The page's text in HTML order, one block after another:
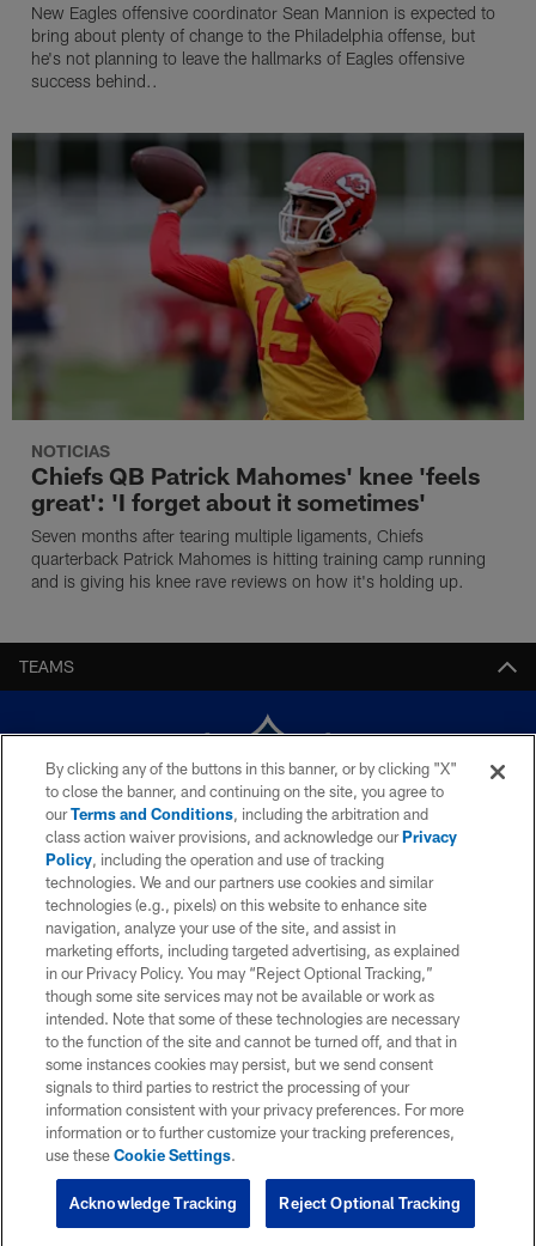
New Eagles offensive coordinator Sean Mannion is expected to
bring about plenty of change to the Philadelphia offense, but
he's not planning to leave the hallmarks of Eagles offensive
success behind..
NOTICIAS
Chiefs QB Patrick Mahomes' knee 'feels
great': 'I forget about it sometimes'
Seven months after tearing multiple ligaments, Chiefs
quarterback Patrick Mahomes is hitting training camp running
and is giving his knee rave reviews on how it's holding up.
TEAMS
© 2026 NFL Enterprises LLC. La NFL y el diseño de escudo NFL son
marcas registradas de la National Football League. Los nombres de
equipos, logos y diseños de uniforme son marcas registradas de los equipos
indicados. El resto de marcas relacionadas a la NFL son marcas
registradas de la National Football League. El material videográfico es ©
NFL Productions LLC.
POLÍTICA DE PRIVACIDAD
TÉRMINOS DE SERVICIO
YOUR PRIVACY CHOICES
By clicking any of the buttons in this banner, or by clicking "X"
to close the banner, and continuing on the site, you agree to
ourTerms and Conditions, including the arbitration and
class action waiver provisions, and acknowledge ourPrivacy
Policy, including the operation and use of tracking
technologies. We and our partners use cookies and similar
technologies (e.g., pixels) on this website to enhance site
navigation, analyze your use of the site, and assist in
marketing efforts, including targeted advertising, as explained
in our Privacy Policy. You may “Reject Optional Tracking,”
though some site services may not be available or work as
intended. Note that some of these technologies are necessary
to the function of the site and cannot be turned off, and that in
some instances cookies may persist, but we send consent
signals to third parties to restrict the processing of your
information consistent with your privacy preferences. For more
information or to further customize your tracking preferences,
use theseCookie Settings.
Reject Optional Tracking
Acknowledge Tracking